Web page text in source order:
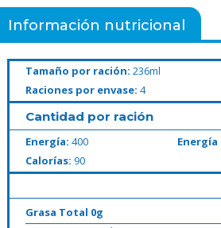
Información nutricional
Tamaño por ración: 236ml
Raciones por envase: 4
Cantidad por ración
Energía: 400 Energía
Calorías: 90
Grasa Total 0g